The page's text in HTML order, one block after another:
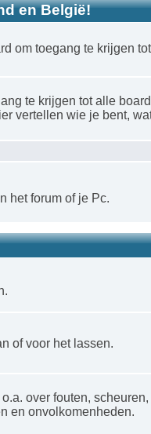
en België!
om toegang te krijgen
te krijgen tot alle
vertellen wie je bent,
het forum of je Pc.
of voor het lassen.
over fouten,
en onvolkomenheden.